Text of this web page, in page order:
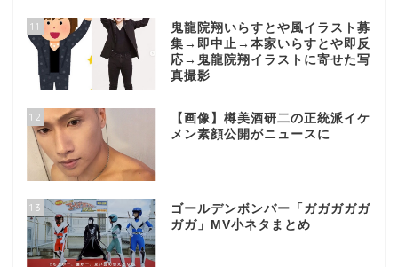
11
鬼龍院翔いらすとや風イラスト募
集→即中止→本家いらすとや即反
応→鬼龍院翔イラストに寄せた写
真撮影
12
【画像】樽美酒研二の正統派イケ
メン素顔公開がニュースに
13
ゴールデンボンバー「ガガガガガ
ガガ」MV小ネタまとめ